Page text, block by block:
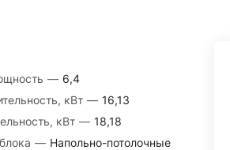
— 6,4
кВт — 16,13
кВт — 18,18
— Напольно-потолочные